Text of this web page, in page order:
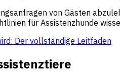
von Gästen
für Assistenzhunde
Der vollständige Leitfaden